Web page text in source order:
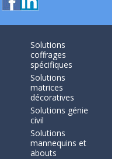
Solutions
coffrages
spécifiques
Solutions
matrices
décoratives
Solutions génie
civil
Solutions
mannequins et
abouts